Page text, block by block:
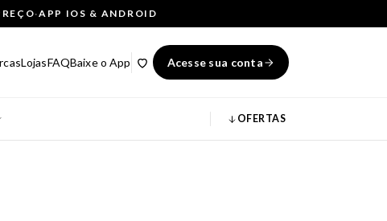
·APP IOS & ANDROID
LojasFAQBaixe o App Acesse sua conta
OFERTAS